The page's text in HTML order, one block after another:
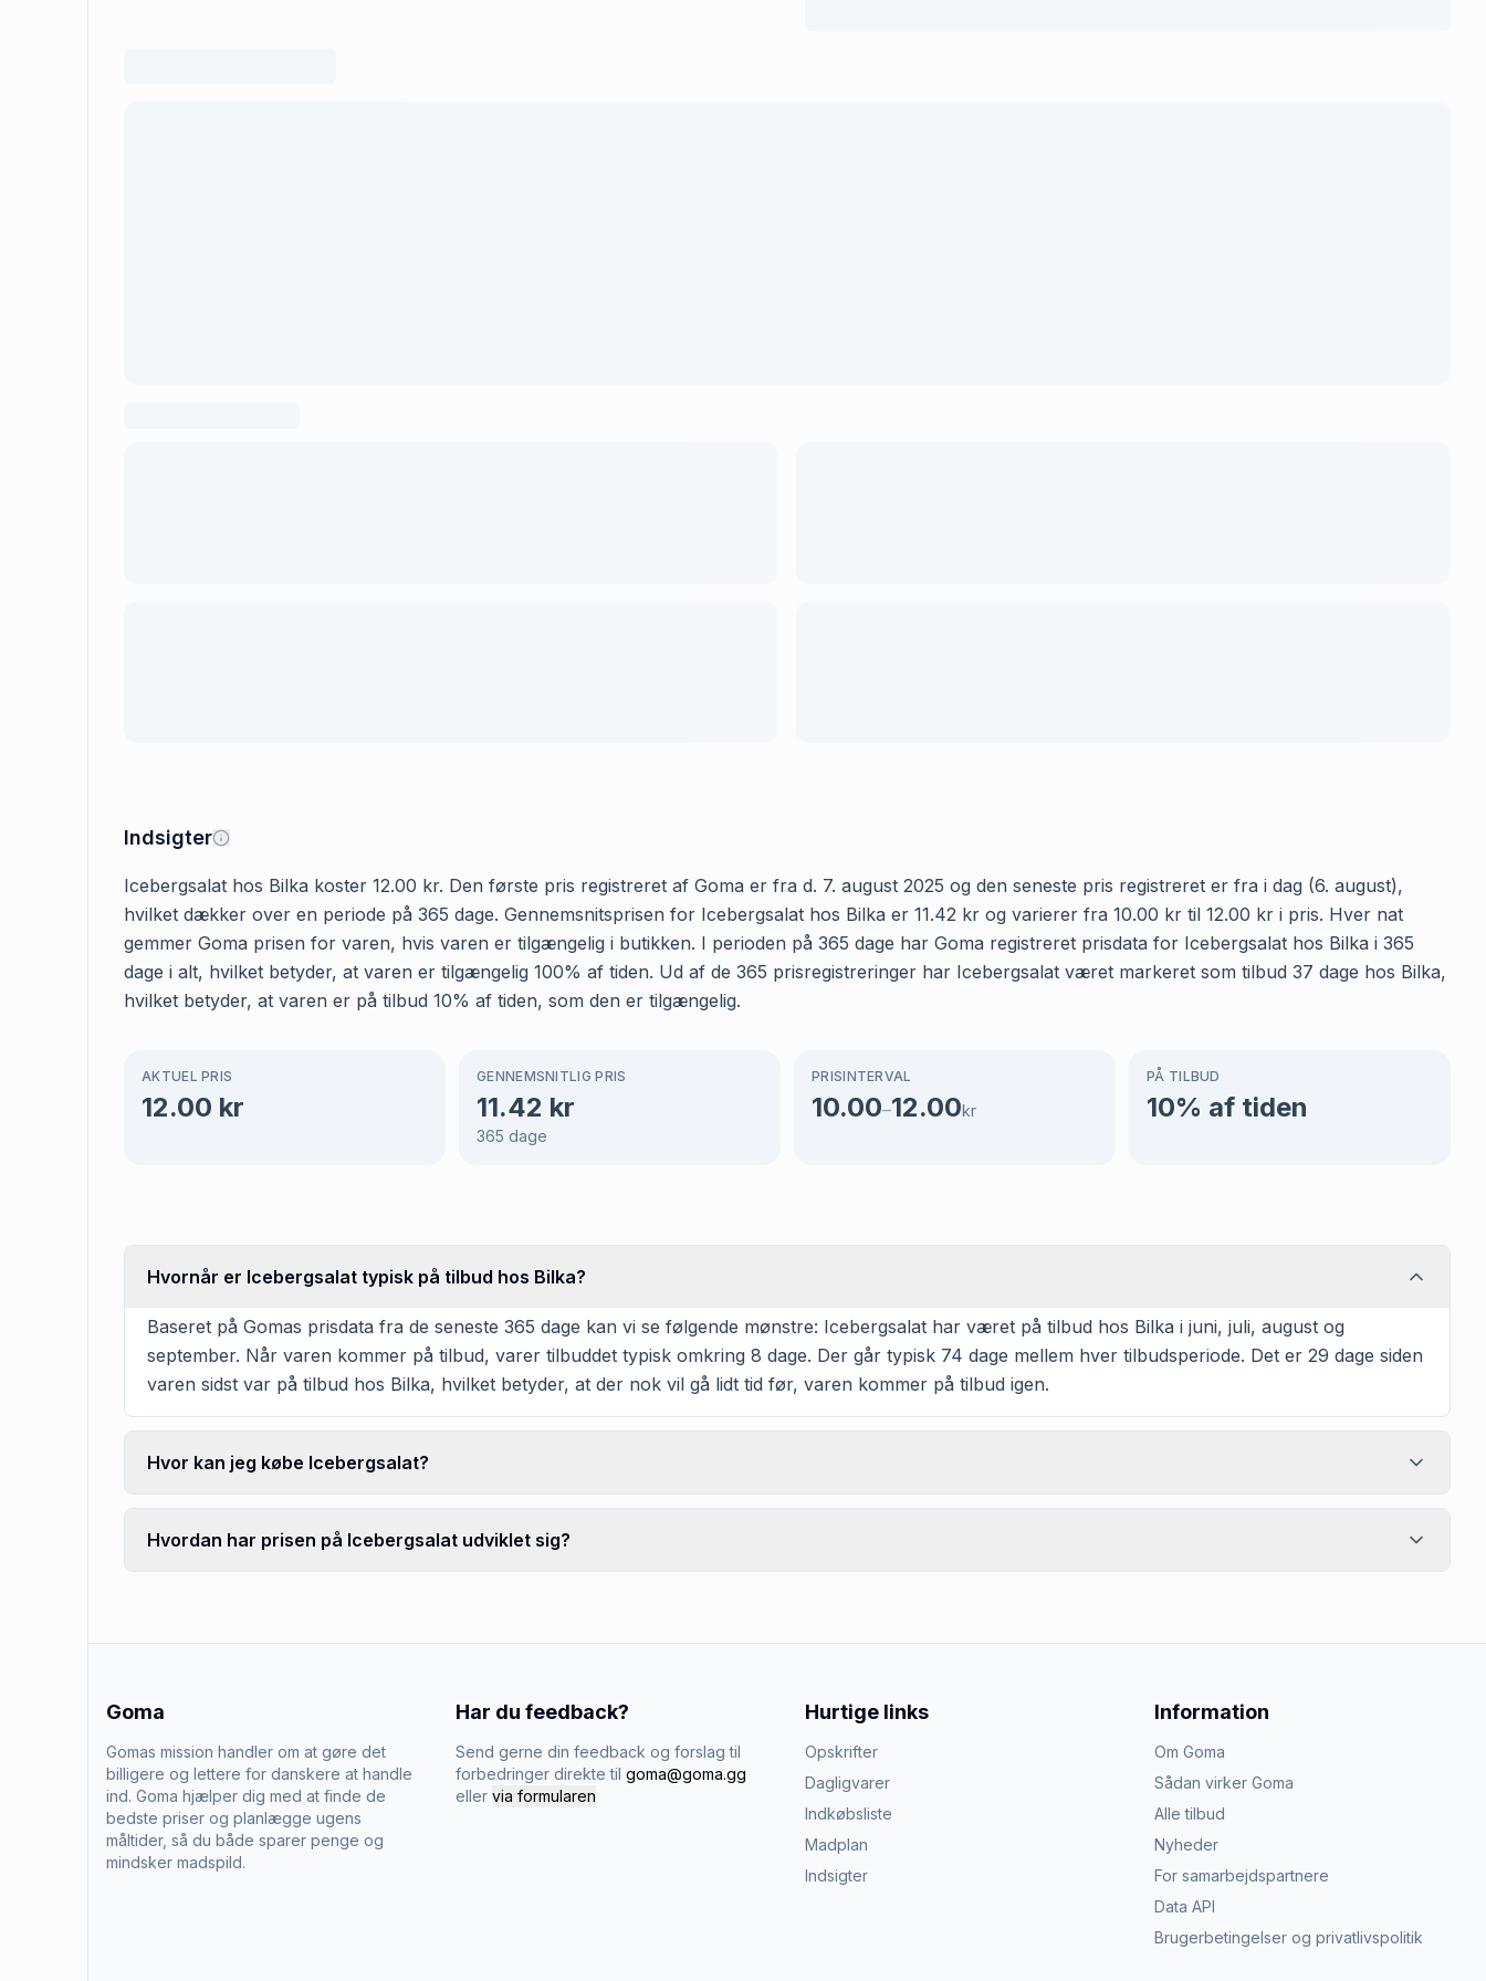
Indsigter
Icebergsalat hos Bilka koster 12.00 kr. Den første pris registreret af Goma er fra d. 7. august 2025 og den seneste pris registreret er fra i dag (6. august),
hvilket dækker over en periode på 365 dage. Gennemsnitsprisen for Icebergsalat hos Bilka er 11.42 kr og varierer fra 10.00 kr til 12.00 kr i pris. Hver nat
gemmer Goma prisen for varen, hvis varen er tilgængelig i butikken. I perioden på 365 dage har Goma registreret prisdata for Icebergsalat hos Bilka i 365
dage i alt, hvilket betyder, at varen er tilgængelig 100% af tiden. Ud af de 365 prisregistreringer har Icebergsalat været markeret som tilbud 37 dage hos Bilka,
hvilket betyder, at varen er på tilbud 10% af tiden, som den er tilgængelig.
AKTUEL PRIS
12.00 kr
GENNEMSNITLIG PRIS
11.42 kr
365 dage
PRISINTERVAL
10.00–12.00kr
PÅ TILBUD
10% af tiden
Hvornår er Icebergsalat typisk på tilbud hos Bilka?
Baseret på Gomas prisdata fra de seneste 365 dage kan vi se følgende mønstre: Icebergsalat har været på tilbud hos Bilka i juni, juli, august og
september. Når varen kommer på tilbud, varer tilbuddet typisk omkring 8 dage. Der går typisk 74 dage mellem hver tilbudsperiode. Det er 29 dage siden
varen sidst var på tilbud hos Bilka, hvilket betyder, at der nok vil gå lidt tid før, varen kommer på tilbud igen.
Hvor kan jeg købe Icebergsalat?
Hvordan har prisen på Icebergsalat udviklet sig?
Goma
Gomas mission handler om at gøre det
billigere og lettere for danskere at handle
ind. Goma hjælper dig med at finde de
bedste priser og planlægge ugens
måltider, så du både sparer penge og
mindsker madspild.
Har du feedback?
Send gerne din feedback og forslag til
forbedringer direkte til goma@goma.gg
eller via formularen
Hurtige links
Opskrifter
Dagligvarer
Indkøbsliste
Madplan
Indsigter
Information
Om Goma
Sådan virker Goma
Alle tilbud
Nyheder
For samarbejdspartnere
Data API
Brugerbetingelser og privatlivspolitik